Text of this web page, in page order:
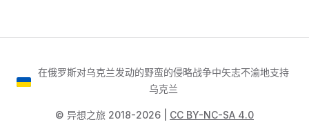
在俄罗斯对乌克兰发动的野蛮的侵略战争中矢志不渝地支持
乌克兰
©️ 异想之旅 2018-2026 | CC BY-NC-SA 4.0